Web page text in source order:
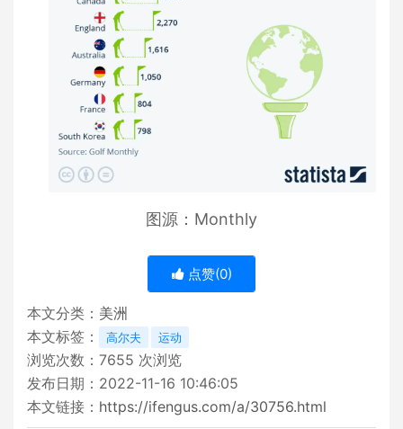
图源：Monthly
点赞(0)
本文分类： 美洲
本文标签：
高尔夫 运动
浏览次数： 7655 次浏览
发布日期：2022-11-16 10:46:05
本文链接： https://ifengus.com/a/30756.html